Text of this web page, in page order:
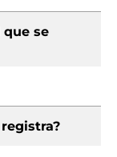
que se